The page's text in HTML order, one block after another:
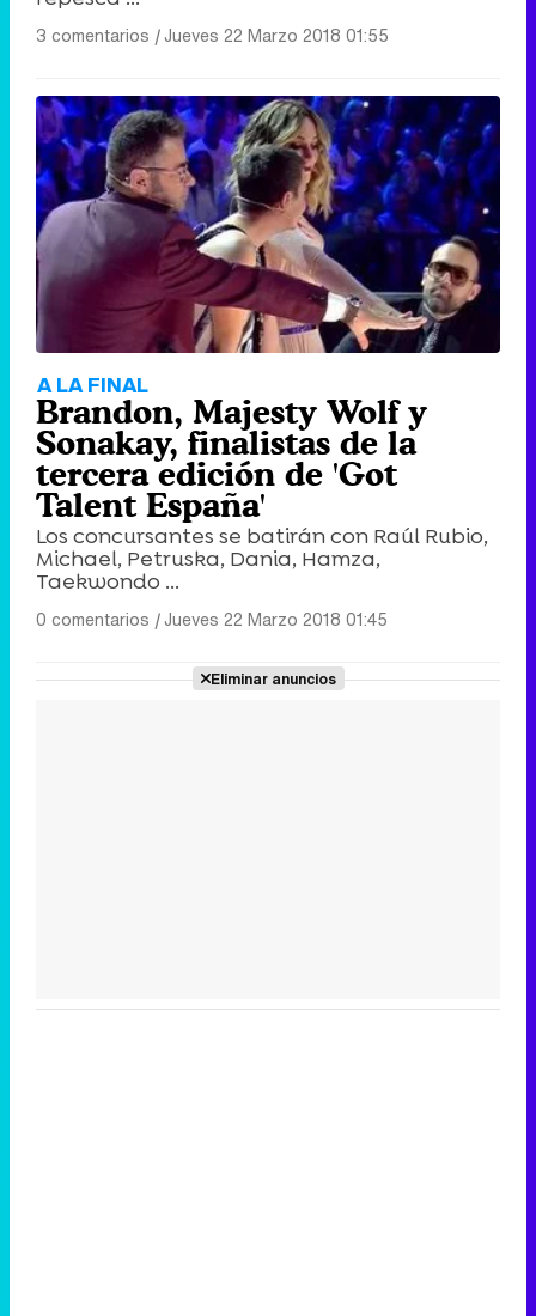
3 comentarios |Jueves 22 Marzo 2018 01:55
A LA FINAL
Brandon, Majesty Wolf y
Sonakay, finalistas de la
tercera edición de 'Got
Talent España'
Los concursantes se batirán con Raúl Rubio,
Michael, Petruska, Dania, Hamza,
Taekwondo ...
0 comentarios |Jueves 22 Marzo 2018 01:45
Eliminar anuncios